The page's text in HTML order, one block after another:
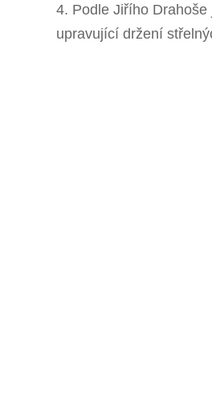
4. Podle Jiřího Drahoše
upravující držení